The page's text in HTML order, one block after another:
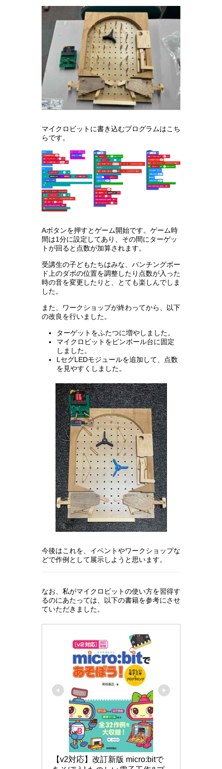
マイクロビットに書き込むプログラムはこち
らです。
Aボタンを押すとゲーム開始です。ゲーム時
間は1分に設定してあり、その間にターゲッ
トが回ると点数が加算されます。
受講生の子どもたちはみな、パンチングボー
ド上のダボの位置を調整したり点数が入った
時の音を変更したりと、とても楽しんでしま
した。
また、ワークショップが終わってから、以下
の改良を行いました。
ターゲットをふたつに増やしました。
マイクロビットをピンボール台に固定
しました。
LセグLEDモジュールを追加して、点数
を見やすくしました。
今後はこれを、イベントやワークショップな
どで作例として展示しようと思います。
なお、私がマイクロビットの使い方を習得す
るのにあたっては、以下の書籍を参考にさせ
ていただきました。
【v2対応】改訂新版 micro:bitで